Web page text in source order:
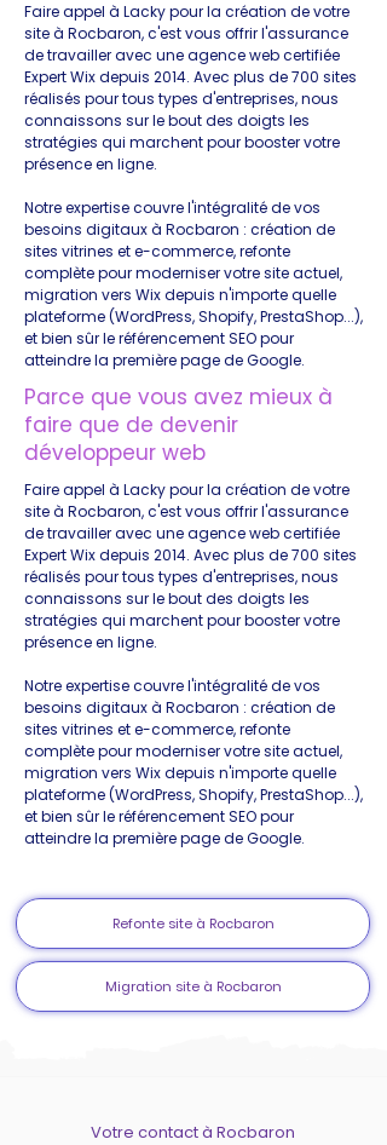
Faire appel à Lacky pour la création de votre
site à Rocbaron, c'est vous offrir l'assurance
de travailler avec une agence web certifiée
Expert Wix depuis 2014. Avec plus de 700 sites
réalisés pour tous types d'entreprises, nous
connaissons sur le bout des doigts les
stratégies qui marchent pour booster votre
présence en ligne.
Notre expertise couvre l'intégralité de vos
besoins digitaux à Rocbaron : création de
sites vitrines et e-commerce, refonte
complète pour moderniser votre site actuel,
migration vers Wix depuis n'importe quelle
plateforme (WordPress, Shopify, PrestaShop...),
et bien sûr le référencement SEO pour
atteindre la première page de Google.
Parce que vous avez mieux à
faire que de devenir
développeur web
Faire appel à Lacky pour la création de votre
site à Rocbaron, c'est vous offrir l'assurance
de travailler avec une agence web certifiée
Expert Wix depuis 2014. Avec plus de 700 sites
réalisés pour tous types d'entreprises, nous
connaissons sur le bout des doigts les
stratégies qui marchent pour booster votre
présence en ligne.
Notre expertise couvre l'intégralité de vos
besoins digitaux à Rocbaron : création de
sites vitrines et e-commerce, refonte
complète pour moderniser votre site actuel,
migration vers Wix depuis n'importe quelle
plateforme (WordPress, Shopify, PrestaShop...),
et bien sûr le référencement SEO pour
atteindre la première page de Google.
Refonte site à Rocbaron
Migration site à Rocbaron
Votre contact à Rocbaron